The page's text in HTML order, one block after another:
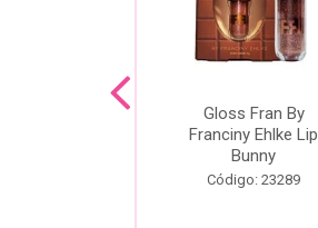
Gloss Fran By
Franciny Ehlke Lip
Bunny
Código: 23289